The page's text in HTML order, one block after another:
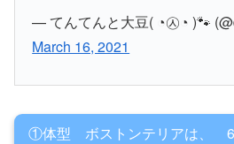
— てんてんと大豆( ◔︎㉦◔︎ )🐾
March 16, 2021
①体型 ボストンテリアは、